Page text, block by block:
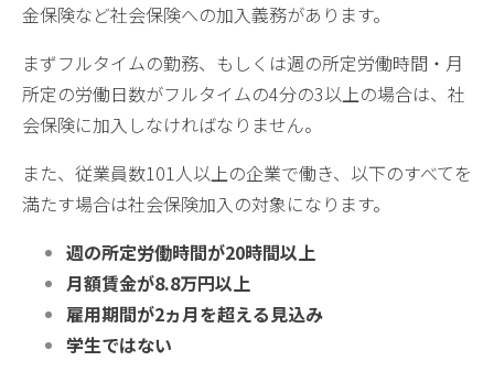
金保険など社会保険への加入義務があります。
まずフルタイムの勤務、もしくは週の所定労働時間・月
所定の労働日数がフルタイムの4分の3以上の場合は、社
会保険に加入しなければなりません。
また、従業員数101人以上の企業で働き、以下のすべてを
満たす場合は社会保険加入の対象になります。
週の所定労働時間が20時間以上
月額賃金が8.8万円以上
雇用期間が2ヵ月を超える見込み
学生ではない